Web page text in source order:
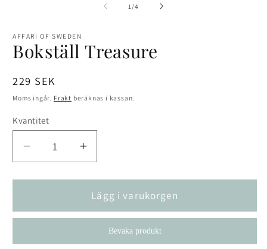
1 /av
4
AFFARI OF SWEDEN
Bokställ Treasure
Ordinarie
pris
229 SEK
Moms ingår. Frakt beräknas i kassan.
Kvantitet
Kvantitet
Minska
kvantitet
för
Treasure
Öka
kvantitet
för
Bokställ
Treasure
Lägg i varukorgen
Bevaka produkt